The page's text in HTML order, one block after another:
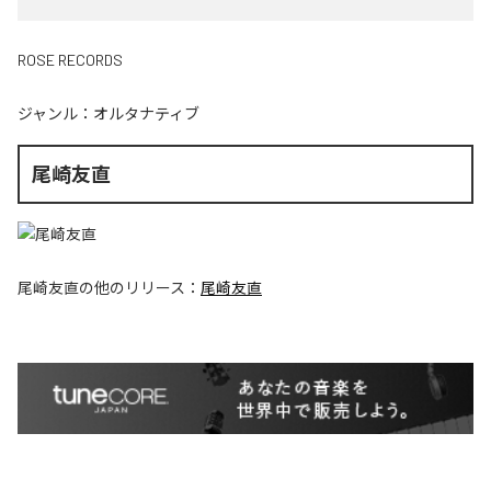
ROSE RECORDS
ジャンル： オルタナティブ
尾崎友直
尾崎友直の他のリリース： 尾崎友直